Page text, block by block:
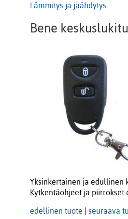
Lämmitys ja jäähdytys
Bene
Yksinkertainen ja edullinen
Kytkentäohjeet ja piirrokset
edellinen tuote seuraava